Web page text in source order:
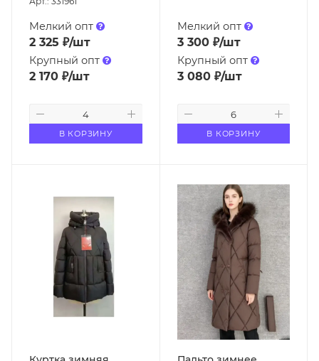
Мелкий опт
2 325 ₽/шт
Крупный опт
2 170 ₽/шт
В КОРЗИНУ
Мелкий опт
3 300₽/шт
Крупный опт
3 080₽/шт
В КОРЗИНУ